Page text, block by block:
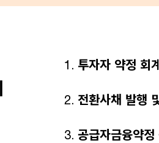
투자자 약정 회
전환사채 발행
공급자금융약정